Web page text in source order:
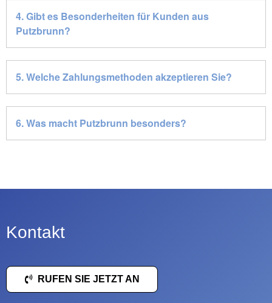
4. Gibt es Besonderheiten für Kunden aus
Putzbrunn?
5. Welche Zahlungsmethoden akzeptieren Sie?
6. Was macht Putzbrunn besonders?
Kontakt
RUFEN SIE JETZT AN